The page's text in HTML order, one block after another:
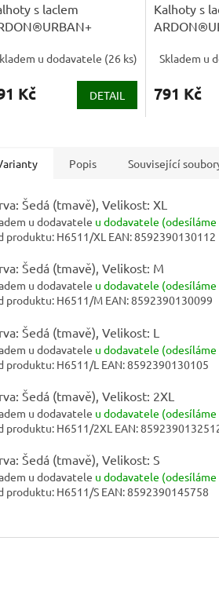
s laclem
u dodavatele (26 ks)
Kč DETAIL
Kalhoty s
Skladem u
791 Kč
Popis Související
Šedá (tmavě), Velikost: XL
u dodavatele u dodavatele (odesíláme
produktu: H6511/XL EAN:8592390130112
Šedá (tmavě), Velikost: M
u dodavatele u dodavatele (odesíláme
produktu: H6511/M EAN:8592390130099
Šedá (tmavě), Velikost: L
u dodavatele u dodavatele (odesíláme
produktu: H6511/L EAN:8592390130105
Šedá (tmavě), Velikost: 2XL
u dodavatele u dodavatele (odesíláme
produktu: H6511/2XL EAN:
Šedá (tmavě), Velikost: S
u dodavatele u dodavatele (odesíláme
produktu: H6511/S EAN:8592390145758